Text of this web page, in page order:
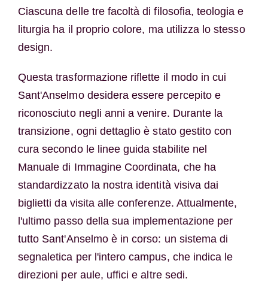
Ciascuna delle tre facoltà di filosofia, teologia e
liturgia ha il proprio colore, ma utilizza lo stesso
design.
Questa trasformazione riflette il modo in cui
Sant'Anselmo desidera essere percepito e
riconosciuto negli anni a venire. Durante la
transizione, ogni dettaglio è stato gestito con
cura secondo le linee guida stabilite nel
Manuale di Immagine Coordinata, che ha
standardizzato la nostra identità visiva dai
biglietti da visita alle conferenze. Attualmente,
l'ultimo passo della sua implementazione per
tutto Sant'Anselmo è in corso: un sistema di
segnaletica per l'intero campus, che indica le
direzioni per aule, uffici e altre sedi.